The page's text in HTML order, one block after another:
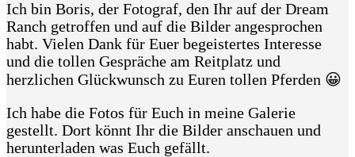
Ich bin Boris, der Fotograf, den Ihr auf der Dream
Ranch getroffen und auf die Bilder angesprochen
habt. Vielen Dank für Euer begeistertes Interesse
und die tollen Gespräche am Reitplatz und
herzlichen Glückwunsch zu Euren tollen Pferden 😀
Ich habe die Fotos für Euch in meine Galerie
gestellt. Dort könnt Ihr die Bilder anschauen und
herunterladen was Euch gefällt.